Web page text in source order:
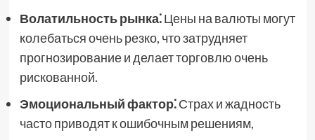
Волатильность рынка⁚Цены на валюты могут
колебаться очень резко, что затрудняет
прогнозирование и делает торговлю очень
рискованной.
Эмоциональный фактор⁚Страх и жадность
часто приводят к ошибочным решениям,